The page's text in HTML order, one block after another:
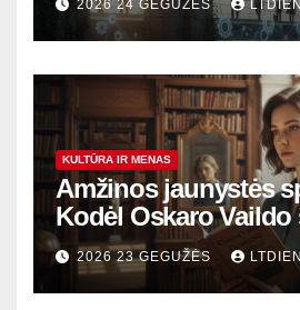
2026 24 GEGUŽĖS
KULTŪRA IR MENAS
Amžinos jaunystės
Kodėl Oskaro Vaildo
šiandien aktualesnis
kada?
2026 23 GEGUŽĖS